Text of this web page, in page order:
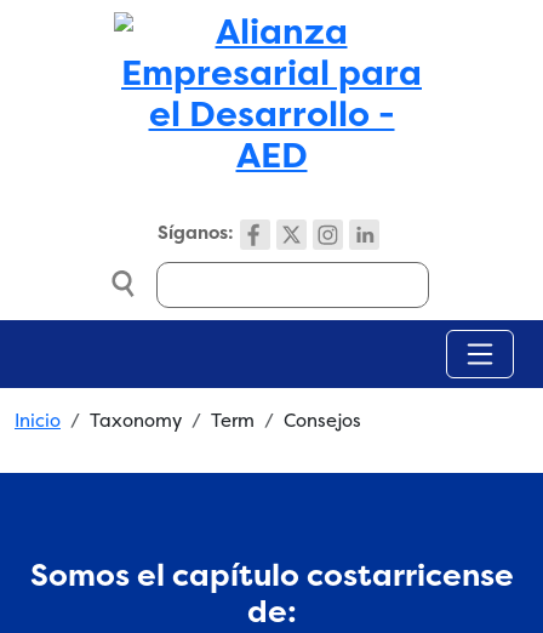
Skip to main content
Síganos:
Search
Breadcrumb
Inicio Taxonomy Term Consejos
Somos el capítulo costarricense
de: